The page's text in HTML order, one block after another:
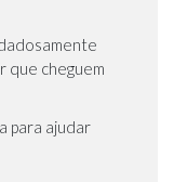
que cheguem
para ajudar